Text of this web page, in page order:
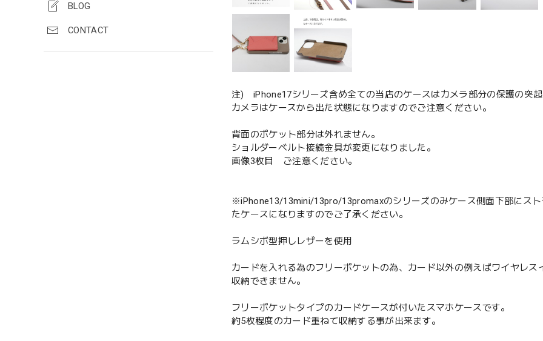
BLOG
CONTACT
注) iPhone17シリーズ含め全ての当店のケースはカメラ部分の保護の突
カメラはケースから出た状態になりますのでご注意ください。
背面のポケット部分は外れません。
ショルダーベルト接続金具が変更になりました。
画像3枚目 ご注意ください。
※iPhone13/13mini/13pro/13promaxのシリーズのみケース側面下部にス
たケースになりますのでご了承ください。
ラムシボ型押しレザーを使用
カードを入れる為のフリーポケットの為、カード以外の例えばワイヤレス
収納できません。
フリーポケットタイプのカードケースが付いたスマホケースです。
約5枚程度のカード重ねて収納する事が出来ます。